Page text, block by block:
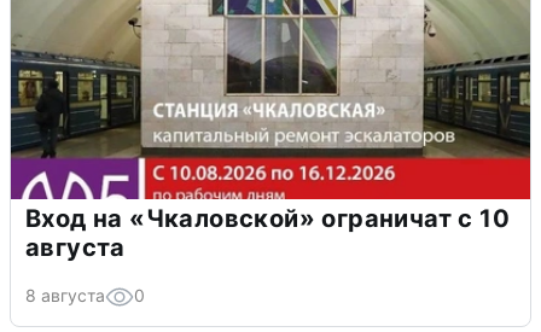
Вход на «Чкаловской» ограничат с 10
августа
8 августа 0